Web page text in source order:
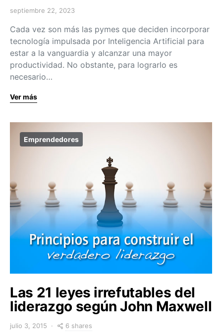
septiembre 22, 2023
Cada vez son más las pymes que deciden incorporar
tecnología impulsada por Inteligencia Artificial para
estar a la vanguardia y alcanzar una mayor
productividad. No obstante, para lograrlo es
necesario…
Ver más
Emprendedores
Las 21 leyes irrefutables del
liderazgo según John Maxwell
julio 3, 2015 6 shares